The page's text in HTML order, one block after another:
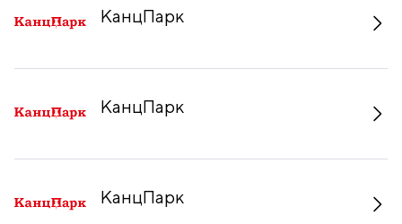
КанцПарк
КанцПарк
КанцПарк